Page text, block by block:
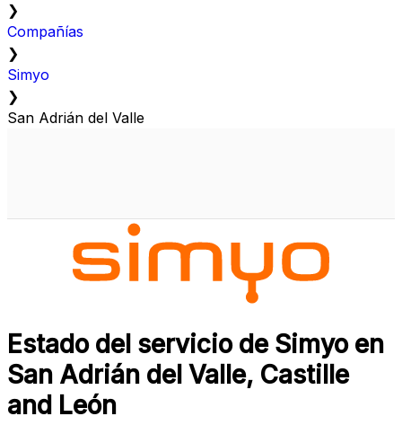
❯
Compañías
❯
Simyo
❯
San Adrián del Valle
Estado del servicio de Simyo en
San Adrián del Valle, Castille
and León